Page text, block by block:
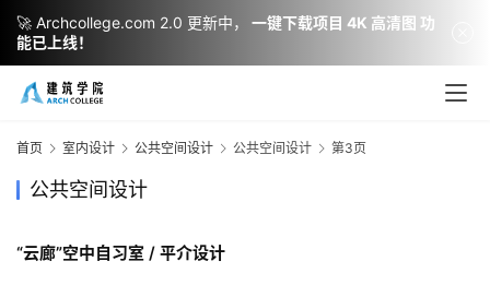
首页 室内设计 公共空间设计 公共空间设计 第3页
公共空间设计
“云廊”空中自习室 / 平介设计
🚀 Archcollege.com 2.0 更新中，
一键下载项目 4K 高清图 功
能已上线！